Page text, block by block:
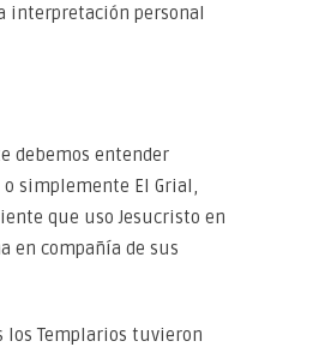
interpretación personal
debemos entender
o simplemente El Grial,
que uso Jesucristo en
en compañía de sus
los Templarios tuvieron